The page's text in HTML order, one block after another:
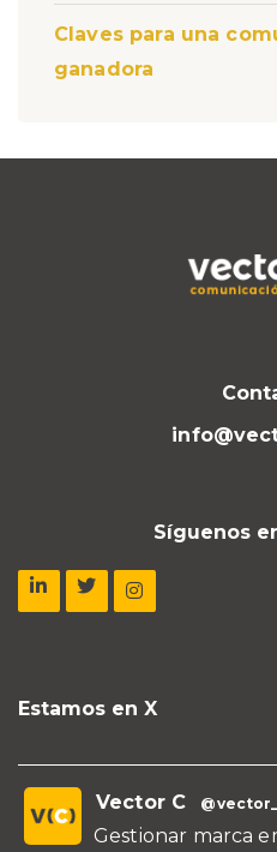
Claves para una
ganadora
Síguenos
Estamos en X
Vector C
Gestionar marca